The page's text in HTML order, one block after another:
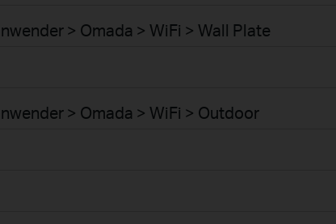
> Omada > WiFi > Wall Plate
> Omada > WiFi > Outdoor